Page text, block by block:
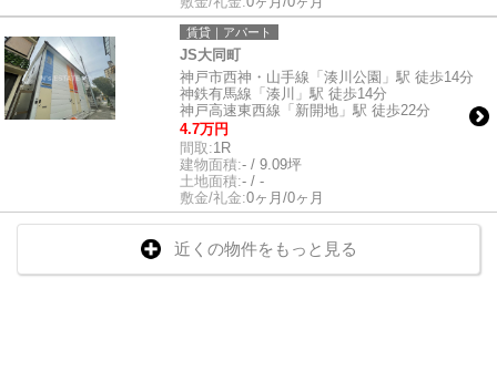
賃貸｜アパート
JS大同町
神戸市西神・山手線「湊川公園」駅 徒歩14分
神鉄有馬線「湊川」駅 徒歩14分
神戸高速東西線「新開地」駅 徒歩22分
4.7万円
間取:1R
建物面積:- / 9.09坪
土地面積:- / -
敷金/礼金:0ヶ月/0ヶ月
近くの物件をもっと見る